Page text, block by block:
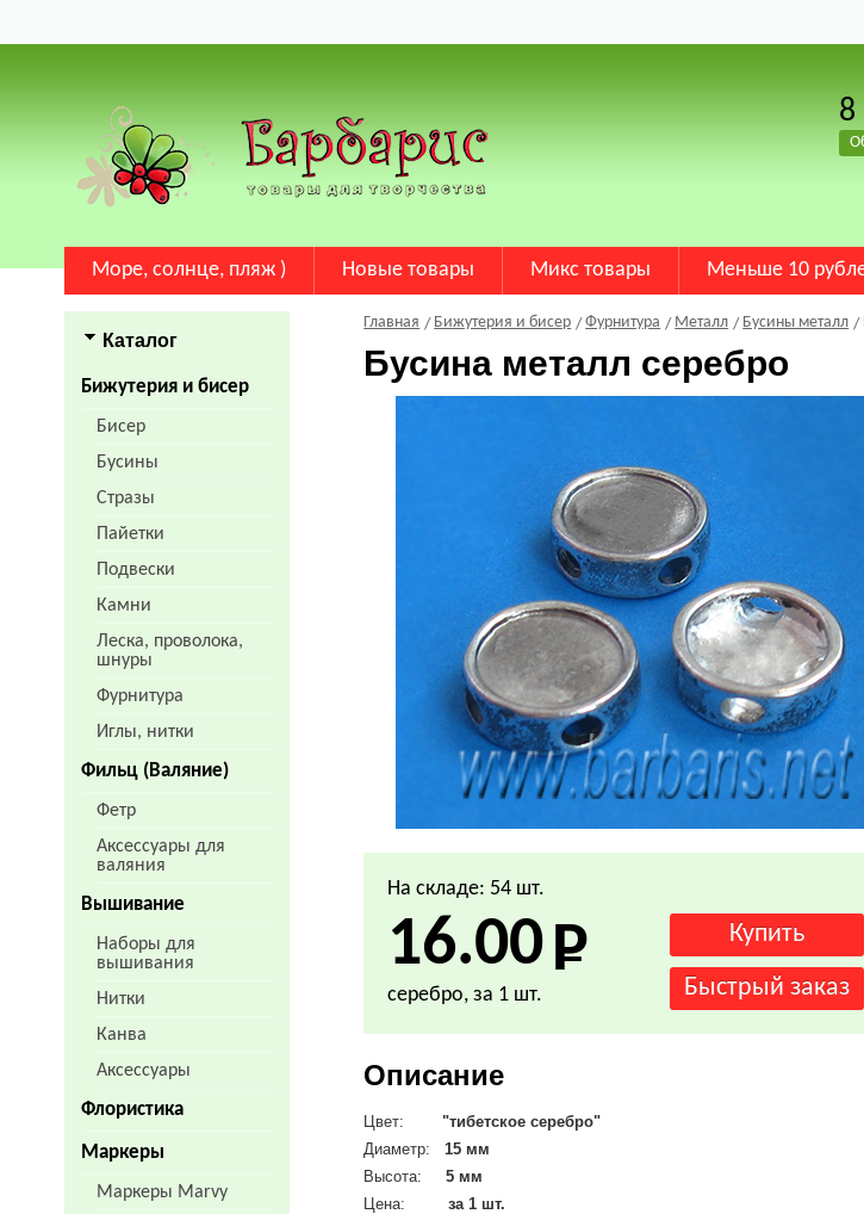
8
Море, солнце, пляж ) Новые товары Микс товары Меньше 10
Каталог
Бижутерия и бисер
Бисер
Бусины
Стразы
Пайетки
Подвески
Камни
Леска, проволока,
шнуры
Фурнитура
Иглы, нитки
Фильц (Валяние)
Фетр
Аксессуары для
валяния
Вышивание
Наборы для
вышивания
Нитки
Канва
Аксессуары
Флористика
Маркеры
Маркеры Marvy
Главная Бижутерия и бисер Фурнитура Металл Бусины металл
Бусина металл серебро
На складе: 54 шт.
16.00
серебро, за 1 шт.
Описание
Цвет:
"тибетское серебро"
Диаметр:15 мм
Высота:
5 мм
Цена:
за 1 шт.